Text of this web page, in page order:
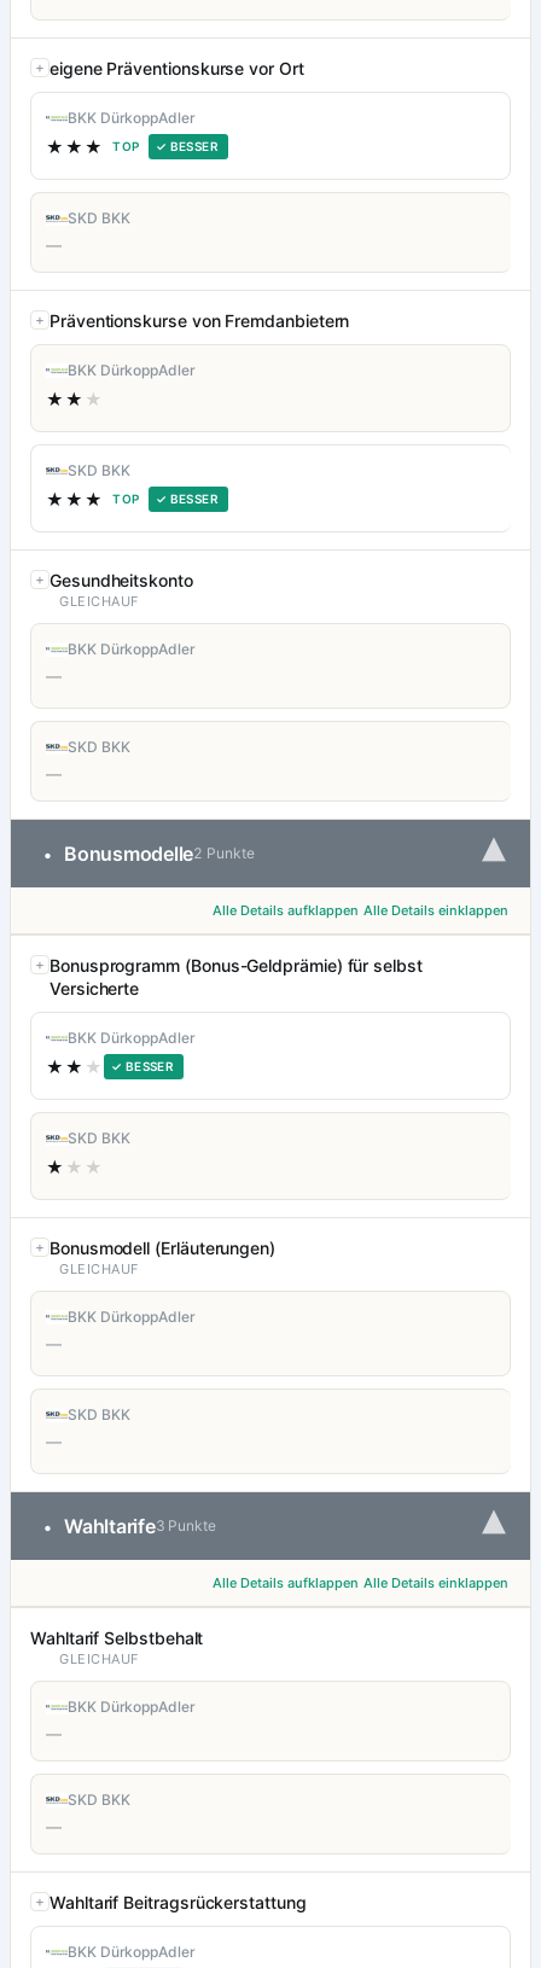
eigene Präventionskurse vor Ort
BKK DürkoppAdler
★★★ TOP ✓ BESSER
SKD BKK
—
Präventionskurse von Fremdanbietern
BKK DürkoppAdler
★★ ★
SKD BKK
★★★ TOP ✓ BESSER
Gesundheitskonto
GLEICHAUF
BKK DürkoppAdler
—
SKD BKK
—
• Bonusmodelle2 Punkte ▾
Alle Details aufklappen Alle Details einklappen
Bonusprogramm (Bonus-Geldprämie) für selbst
Versicherte
BKK DürkoppAdler
★★ ★ ✓ BESSER
SKD BKK
★ ★★
Bonusmodell (Erläuterungen)
GLEICHAUF
BKK DürkoppAdler
—
SKD BKK
—
• Wahltarife3 Punkte ▾
Alle Details aufklappen Alle Details einklappen
Wahltarif Selbstbehalt
GLEICHAUF
BKK DürkoppAdler
—
SKD BKK
—
Wahltarif Beitragsrückerstattung
BKK DürkoppAdler